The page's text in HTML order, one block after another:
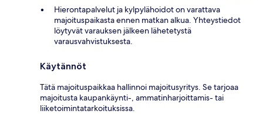
Hierontapalvelut ja kylpylähoidot on varattava
majoituspaikasta ennen matkan alkua. Yhteystiedot
löytyvät varauksen jälkeen lähetetystä
varausvahvistuksesta.
Käytännöt
Tätä majoituspaikkaa hallinnoi majoitusyritys. Se tarjoaa
majoitusta kaupankäynti-, ammatinharjoittamis- tai
liiketoimintatarkoituksissa.